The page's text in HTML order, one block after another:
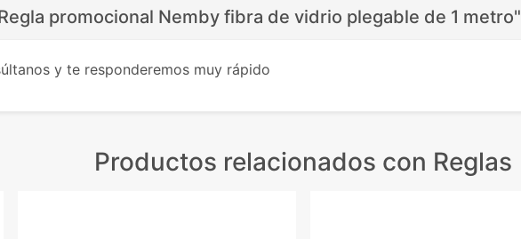
promocional Nemby fibra de vidrio plegable de 1 metro"
y te responderemos muy rápido
Productos relacionados con Reglas